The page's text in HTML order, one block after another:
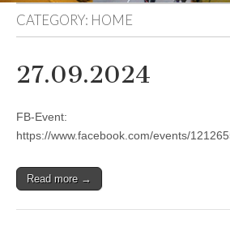
CATEGORY: HOME
27.09.2024
FB-Event:
https://www.facebook.com/events/
Read more →